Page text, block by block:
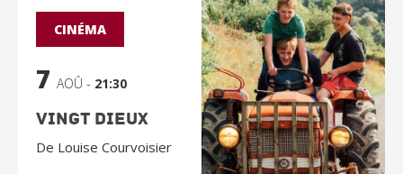
CINÉMA
7 AOÛ - 21:30
Vingt Dieux
De Louise Courvoisier